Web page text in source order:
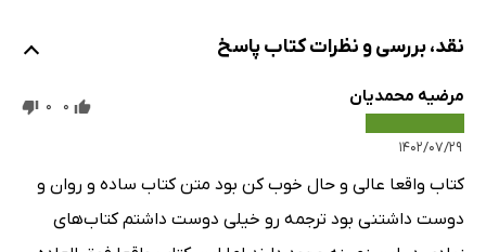
نقد، بررسی و نظرات کتاب پاسخ
مرضیه محمدیان
۱۴۰۲/۰۷/۲۹
0
0
کتاب واقعا عالی و حال خوب کن بود متن کتاب ساده و روان و
دوست داشتنی بود ترجمه رو خیلی دوست داشتم کتاب‌های